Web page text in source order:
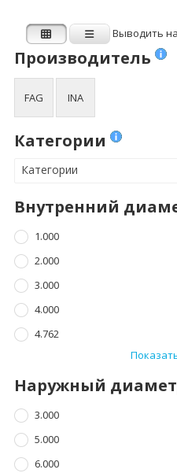
4.762
Показать больше
1.000
2.500
3.000
3.500
4.000
Показать больше
нагрузка C0r (N)
Выводить
Производитель
FAG INA
Категории
Категории
Внутренний
1.000
2.000
3.000
4.000
4.762
Наружный
3.000
5.000
6.000